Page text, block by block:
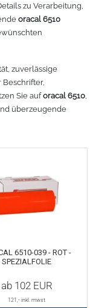
zu Verarbeitung,
oracal 6510
zuverlässige
Sie auforacal 6510,
überzeugende
6510-039 - ROT -
SPEZIALFOLIE
ab 102 EUR
121 ,- inkl. mwst